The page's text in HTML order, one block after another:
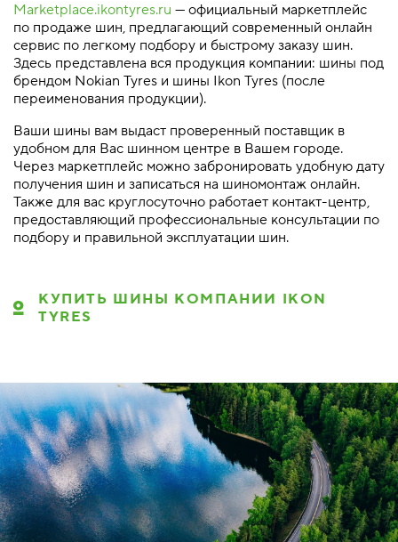
Marketplace.ikontyres.ru — официальный маркетплейс
по продаже шин, предлагающий современный онлайн
сервис по легкому подбору и быстрому заказу шин.
Здесь представлена вся продукция компании: шины под
брендом Nokian Tyres и шины Ikon Tyres (после
переименования продукции).
Ваши шины вам выдаст проверенный поставщик в
удобном для Вас шинном центре в Вашем городе.
Через маркетплейс можно забронировать удобную дату
получения шин и записаться на шиномонтаж онлайн.
Также для вас круглосуточно работает контакт-центр,
предоставляющий профессиональные консультации по
подбору и правильной эксплуатации шин.
КУПИТЬ ШИНЫ КОМПАНИИ IKON
TYRES